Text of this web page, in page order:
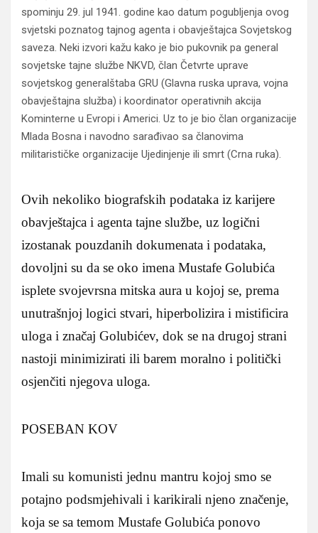
spominju 29. jul 1941. godine kao datum pogubljenja ovog
svjetski poznatog tajnog agenta i obavještajca Sovjetskog
saveza. Neki izvori kažu kako je bio pukovnik pa general
sovjetske tajne službe NKVD, član Četvrte uprave
sovjetskog generalštaba GRU (Glavna ruska uprava, vojna
obavještajna služba) i koordinator operativnih akcija
Kominterne u Evropi i Americi. Uz to je bio član organizacije
Mlada Bosna i navodno sarađivao sa članovima
militarističke organizacije Ujedinjenje ili smrt (Crna ruka).
Ovih nekoliko biografskih podataka iz karijere
obavještajca i agenta tajne službe, uz logični
izostanak pouzdanih dokumenata i podataka,
dovoljni su da se oko imena Mustafe Golubića
isplete svojevrsna mitska aura u kojoj se, prema
unutrašnjoj logici stvari, hiperbolizira i mistificira
uloga i značaj Golubićev, dok se na drugoj strani
nastoji minimizirati ili barem moralno i politički
osjenčiti njegova uloga.
POSEBAN KOV
Imali su komunisti jednu mantru kojoj smo se
potajno podsmjehivali i karikirali njeno značenje,
koja se sa temom Mustafe Golubića ponovo